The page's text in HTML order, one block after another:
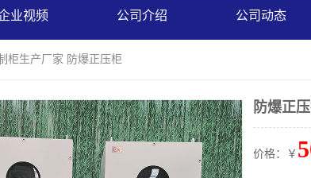
业视频 公司介绍 公司动态
柜生产厂家 防爆正压柜
防爆正
价格：￥